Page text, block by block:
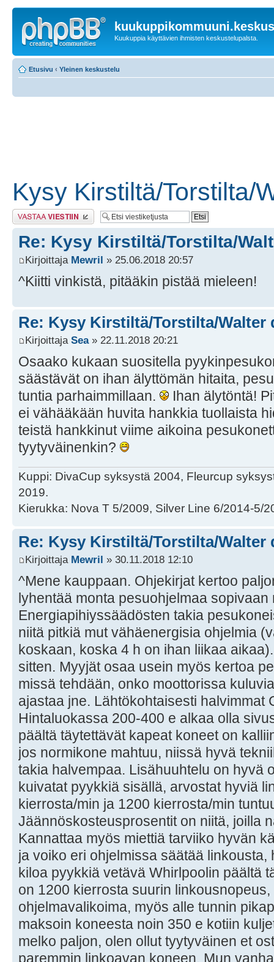
Kuukuppia käyttävien ihmisten keskustelupalsta.
Etusivu ‹ Yleinen keskustelu
Kysy Kirstiltä/Torstilta/
Lähetä vastaus
Re: Kysy Kirstiltä/Torstilta/
Kirjoittaja Mewril » 25.06.2018 20:57
^Kiitti vinkistä, pitääkin pistää mieleen!
Re: Kysy Kirstiltä/Torstilta/Walter
Kirjoittaja Sea» 22.11.2018 20:21
Osaako kukaan suositella
säästävät on ihan älyttömän hitaita,
tuntia parhaimmillaan.
Ihan älytöntä!
ei vähääkään huvita hankkia tuollaista
teistä hankkinut viime aikoina
tyytyväinenkin?
Kuppi: DivaCup syksystä 2004, Fleurcup
2019.
Kierukka: Nova T 5/2009, Silver Line 6/2014-5/
Re: Kysy Kirstiltä/Torstilta/Walter
Kirjoittaja Mewril » 30.11.2018 12:10
^Mene kauppaan. Ohjekirjat kertoo
lyhentää monta pesuohjelmaa sopivaan
Energiapihiyssäädösten takia
niitä pitkiä mut vähäenergisia ohjelmia
koskaan, koska 4 h on ihan liikaa
sitten. Myyjät osaa usein myös kertoa
missä tehdään, onko moottorissa
ajastaa jne. Lähtökohtaisesti halvimmat
Hintaluokassa 200-400 e alkaa olla
päältä täytettävät kapeat koneet on
jos normikone mahtuu, niissä hyvä
takia halvempaa. Lisähuuhtelu on hyvä
kuivatat pyykkiä sisällä, arvostat hyviä
kierrosta/min ja 1200 kierrosta/min
Jäännöskosteusprosentit on niitä, joilla
Kannattaa myös miettiä tarviiko hyvän
ja voiko eri ohjelmissa säätää linkousta,
kiloa pyykkiä vetävä Whirlpoolin päältä
on 1200 kierrosta suurin
ohjelmavalikoima, myös alle tunnin
maksoin koneesta noin 350 e kotiin
melko paljon, olen ollut tyytyväinen et
paremmin linkoavan koneen. Mun